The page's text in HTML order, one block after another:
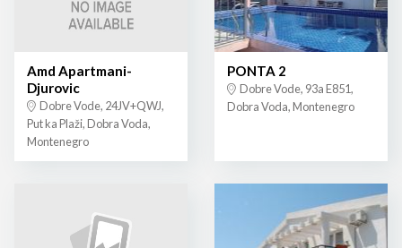
Amd Apartmani-
Djurovic
Dobre Vode, 24JV+QWJ,
Put ka Plaži, Dobra Voda,
Montenegro
PONTA 2
Dobre Vode, 93a E851,
Dobra Voda, Montenegro